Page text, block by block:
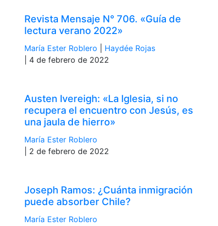
Revista Mensaje N° 706. «Guía de
lectura verano 2022»
María Ester Roblero
Haydée Rojas
| 4 de febrero de 2022
Austen Ivereigh: «La Iglesia, si no
recupera el encuentro con Jesús, es
una jaula de hierro»
María Ester Roblero
| 2 de febrero de 2022
Joseph Ramos: ¿Cuánta inmigración
puede absorber Chile?
María Ester Roblero